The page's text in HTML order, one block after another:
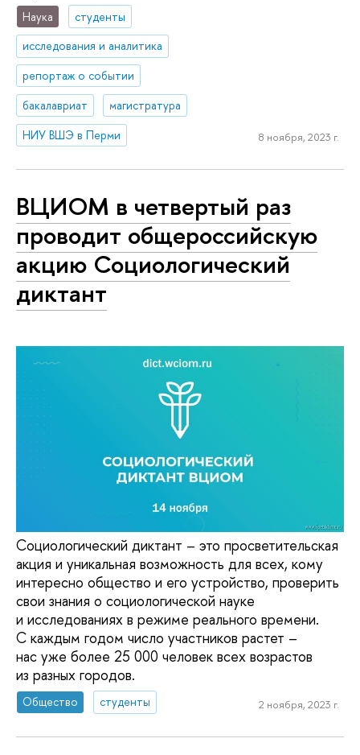
Наука
студенты
исследования и аналитика
репортаж о событии
бакалавриат
магистратура
НИУ ВШЭ в Перми
8 ноября, 2023 г.
ВЦИОМ в четвертый раз
проводит общероссийскую
акцию Социологический
диктант
Социологический диктант – это просветительская
акция и уникальная возможность для всех, кому
интересно общество и его устройство, проверить
свои знания о социологической науке
и исследованиях в режиме реального времени.
С каждым годом число участников растет –
нас уже более 25 000 человек всех возрастов
из разных городов.
Общество студенты 2 ноября, 2023 г.